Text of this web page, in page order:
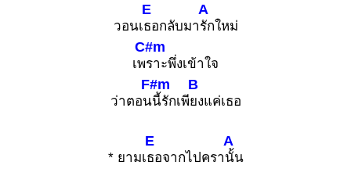
วอนเ
E
ธอกลับมา
A
รักใหม่
เพ
C#m
ราะพึ่งเข้าใจ
ว่าตอน
F#m
นี้รักเพี
B
ยงแค่เธอ
* ยามเ
E
ธอจากไปครา
A
นั้น